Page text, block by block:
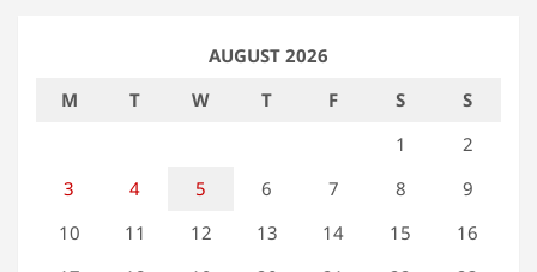
AUGUST 2026
M
T W T F S
S
1
2
3
4 5 6 7 8
9
10
11 12 13 14 15
16